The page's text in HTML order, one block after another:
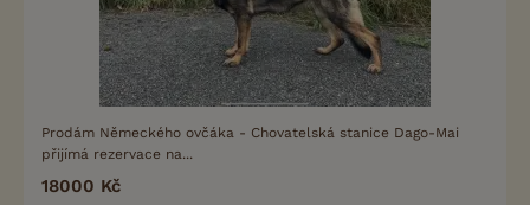
Prodám Německého ovčáka - Chovatelská stanice Dago-Mai
přijímá rezervace na...
18000 Kč